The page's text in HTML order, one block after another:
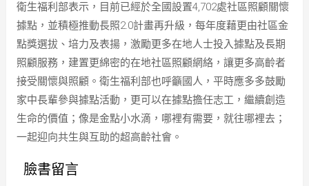
衛生福利部表示，目前已經於全國設置4,702處社區照顧關懷
據點，並積極推動長照2.0計畫再升級，每年度藉更由社區金
點獎選拔、培力及表揚，激勵更多在地人士投入據點及長期
照顧服務，建置更綿密的在地社區照顧網絡，讓更多高齡者
接受關懷與照顧。衛生福利部也呼籲國人，平時應多多鼓勵
家中長輩參與據點活動，更可以在據點擔任志工，繼續創造
生命的價值；像是金點小水滴，哪裡有需要，就往哪裡去；
一起迎向共生與互助的超高齡社會。
臉書留言